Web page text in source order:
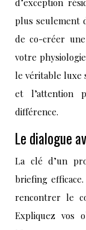
plus seulement
de co-créer
votre
le véritable luxe
et l’attention
différence.
Le dialogue
La clé d’un
briefing
rencontrer le
Expliquez vos